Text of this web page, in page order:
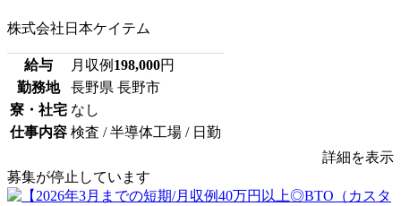
株式会社日本ケイテム
給与 月収例 198,000円
勤務地
長野県 長野市
寮・社宅 なし
仕事内容 検査 / 半導体工場 / 日勤
詳細を表示
募集が停止しています